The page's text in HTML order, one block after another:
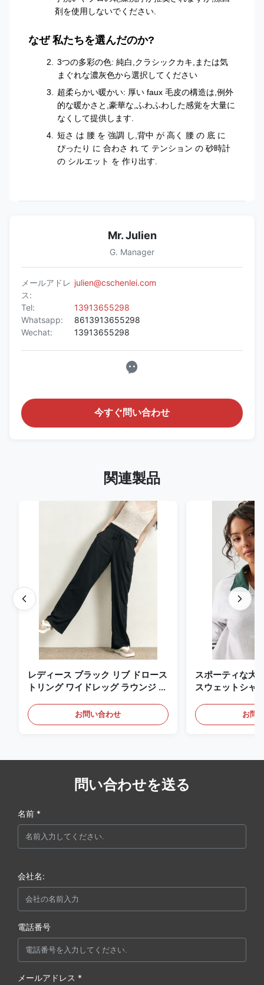
剤を使用しないでください.
なぜ 私たちを選んだのか?
3つの多彩の色: 純白,クラシックカキ,または気
まぐれな濃灰色から選択してください
超柔らかい暖かい: 厚い faux 毛皮の構造は,例外
的な暖かさと,豪華な,ふわふわした感覚を大量に
なくして提供します.
短さ は 腰 を 強調 し,背中 が 高く 腰 の 底 に
ぴったり に 合わさ れ て テンション の 砂時計
の シルエット を 作り出す.
Mr. Julien
G. Manager
メールアドレ
ス:
julien@cschenlei.com
Tel:
13913655298
Whatsapp:
8613913655298
Wechat:
13913655298
今すぐ問い合わせ
関連製品
レディース ブラック リブ ドロース
トリング ワイドレッグ ラウンジ パ
お問い合わせ
スポーティな大
スウェットシャ
お問
問い合わせを送る
名前 *
会社名:
電話番号
メールアドレス *